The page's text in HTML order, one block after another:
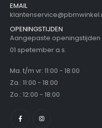
EMAIL
OPENINGSTIJDEN
Aangepaste
01 spetember a.s.
Ma. t/m vr: 11:00 - 18:00
Za.: 11:00 - 18:00
Zo.: 12:00 - 18:00